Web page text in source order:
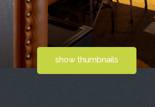
show thumbnails